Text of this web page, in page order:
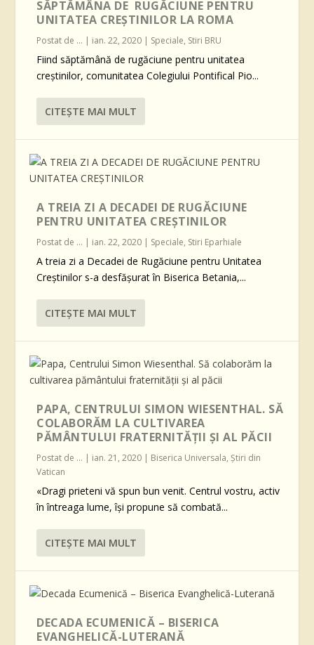
SĂPTĂMÂNA DE RUGĂCIUNE PENTRU
UNITATEA CREȘTINILOR LA ROMA
Postat de ... | ian. 22, 2020 | Speciale, Stiri BRU
Fiind săptămână de rugăciune pentru unitatea
creștinilor, comunitatea Colegiului Pontifical Pio...
CITEŞTE MAI MULT
A TREIA ZI A DECADEI DE RUGĂCIUNE
PENTRU UNITATEA CREŞTINILOR
Postat de ... | ian. 22, 2020 | Speciale, Stiri Eparhiale
A treia zi a Decadei de Rugăciune pentru Unitatea
Creştinilor s-a desfăşurat în Biserica Betania,...
CITEŞTE MAI MULT
PAPA, CENTRULUI SIMON WIESENTHAL. SĂ
COLABORĂM LA CULTIVAREA
PĂMÂNTULUI FRATERNITĂŢII ŞI AL PĂCII
Postat de ... | ian. 21, 2020 | Biserica Universala,Știri din
Vatican
«Dragi prieteni vă spun bun venit. Centrul vostru, activ
în întreaga lume, îşi propune să combată...
CITEŞTE MAI MULT
DECADA ECUMENICĂ – BISERICA
EVANGHELICĂ-LUTERANĂ